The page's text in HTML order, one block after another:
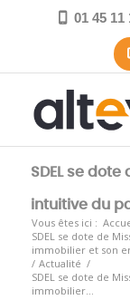
 01 45 11
SDEL se
intuitive du
Vous êtes ici :
SDEL se dote de
immobilier et son
/ Actualité /
SDEL se dote de
immobilier...